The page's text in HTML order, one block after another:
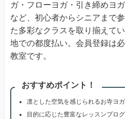
ガ・フローヨガ・引き締めヨ
など、初心者からシニアまで
た多彩なクラスを取り揃えて
地での都度払い。会員登録は
教室です。
おすすめポイント！
凛とした空気を感じられるお寺ヨ
目的に応じた豊富なレッスンプロ